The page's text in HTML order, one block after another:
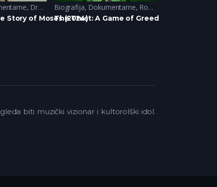
, Drama
Story of Moses (2024)
Biografija, Dokumentarne, Romantika
The Trust: A Game of Greed (2024)
biti muzički vizionar i kultorolški idol.